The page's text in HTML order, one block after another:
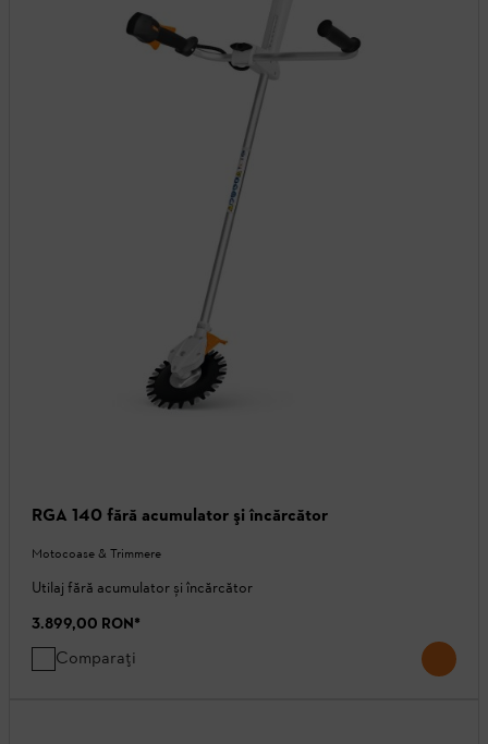
RGA 140 fără acumulator şi încărcător
Motocoase & Trimmere
Utilaj fără acumulator și încărcător
3.899,00 RON*
Comparați